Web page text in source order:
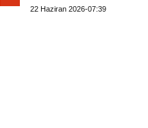
22 Haziran 2026-07:39